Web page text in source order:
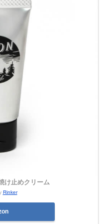
止めクリーム
Rinker